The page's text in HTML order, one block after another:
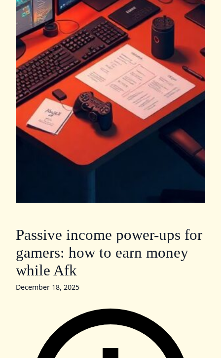
Passive income power-ups for
gamers: how to earn money
while Afk
December 18, 2025